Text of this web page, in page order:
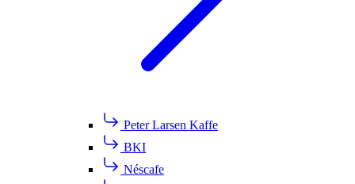
Peter Larsen Kaffe
BKI
Néscafe